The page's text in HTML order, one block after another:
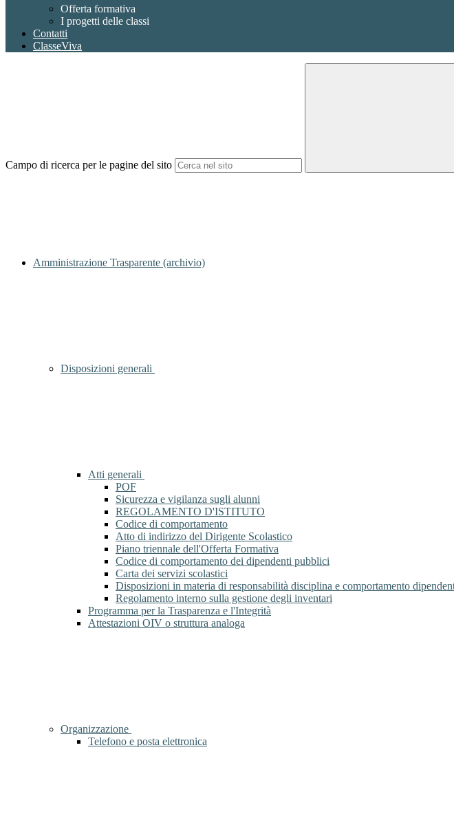
Offerta formativa
I progetti delle classi
Contatti
ClasseViva
Campo di ricerca per le pagine del sito
Amministrazione Trasparente (archivio)
Disposizioni generali
Atti generali
POF
Sicurezza e vigilanza sugli alunni
REGOLAMENTO D'ISTITUTO
Codice di comportamento
Atto di indirizzo del Dirigente Scolastico
Piano triennale dell'Offerta Formativa
Codice di comportamento dei dipendenti pubblici
Carta dei servizi scolastici
Disposizioni in materia di responsabilità disciplina e comportamento
Regolamento interno sulla gestione degli inventari
Programma per la Trasparenza e l'Integrità
Attestazioni OIV o struttura analoga
Organizzazione
Telefono e posta elettronica